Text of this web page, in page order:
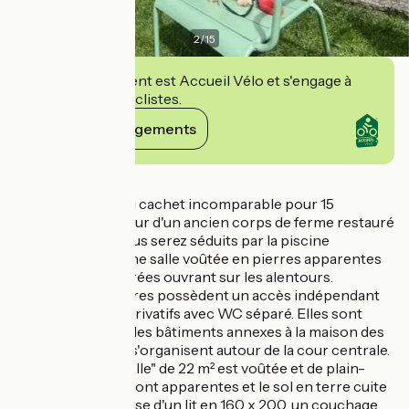
2/15
Cet établissement est Accueil Vélo et s'engage à
accueillir des cyclistes.
Voir ses engagements
Cinq chambres au cachet incomparable pour 15
personnes au coeur d'un ancien corps de ferme restauré
à la campagne. Vous serez séduits par la piscine
aménagée dans une salle voûtée en pierres apparentes
dotée de baies vitrées ouvrant sur les alentours.
Toutes les chambres possèdent un accès indépendant
et des sanitaires privatifs avec WC séparé. Elles sont
aménagées dans des bâtiments annexes à la maison des
propriétaires qui s'organisent autour de la cour centrale.
La chambre "Caselle" de 22 m² est voûtée et de plain-
pied. Les pierres sont apparentes et le sol en terre cuite
de pays. Elle dispose d'un lit en 160 x 200, un couchage